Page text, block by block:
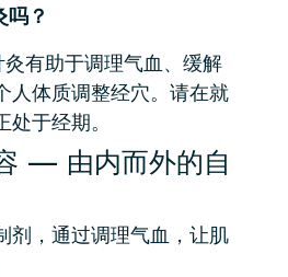
吗？
有助于调理气血、缓解
人体质调整经穴。请在就
于经期。
— 由内而外的自
剂，通过调理气血，让肌